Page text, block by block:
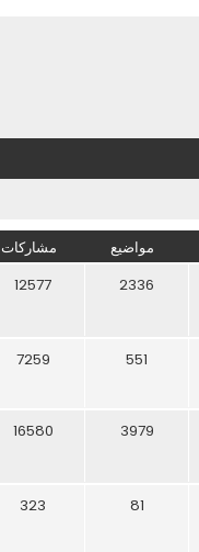
مواضيع مشاركات
2336
12577
551
7259
3979
16580
81
323